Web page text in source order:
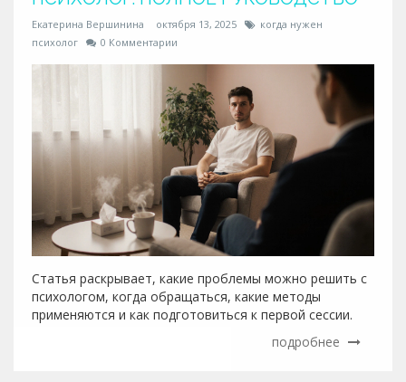
Екатерина Вершинина октября 13, 2025
когда нужен
психолог
0 Комментарии
Статья раскрывает, какие проблемы можно решить с
психологом, когда обращаться, какие методы
применяются и как подготовиться к первой сессии.
подробнее